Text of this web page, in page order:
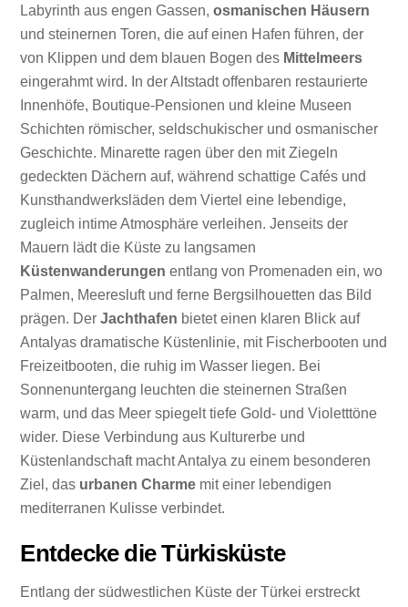
Labyrinth aus engen Gassen,osmanischen Häusern
und steinernen Toren, die auf einen Hafen führen, der
von Klippen und dem blauen Bogen des Mittelmeers
eingerahmt wird. In der Altstadt offenbaren restaurierte
Innenhöfe, Boutique-Pensionen und kleine Museen
Schichten römischer, seldschukischer und osmanischer
Geschichte. Minarette ragen über den mit Ziegeln
gedeckten Dächern auf, während schattige Cafés und
Kunsthandwerksläden dem Viertel eine lebendige,
zugleich intime Atmosphäre verleihen. Jenseits der
Mauern lädt die Küste zu langsamen
Küstenwanderungen entlang von Promenaden ein, wo
Palmen, Meeresluft und ferne Bergsilhouetten das Bild
prägen. DerJachthafen bietet einen klaren Blick auf
Antalyas dramatische Küstenlinie, mit Fischerbooten und
Freizeitbooten, die ruhig im Wasser liegen. Bei
Sonnenuntergang leuchten die steinernen Straßen
warm, und das Meer spiegelt tiefe Gold- und Violetttöne
wider. Diese Verbindung aus Kulturerbe und
Küstenlandschaft macht Antalya zu einem besonderen
Ziel, das urbanen Charme mit einer lebendigen
mediterranen Kulisse verbindet.
Entdecke die Türkisküste
Entlang der südwestlichen Küste der Türkei erstreckt